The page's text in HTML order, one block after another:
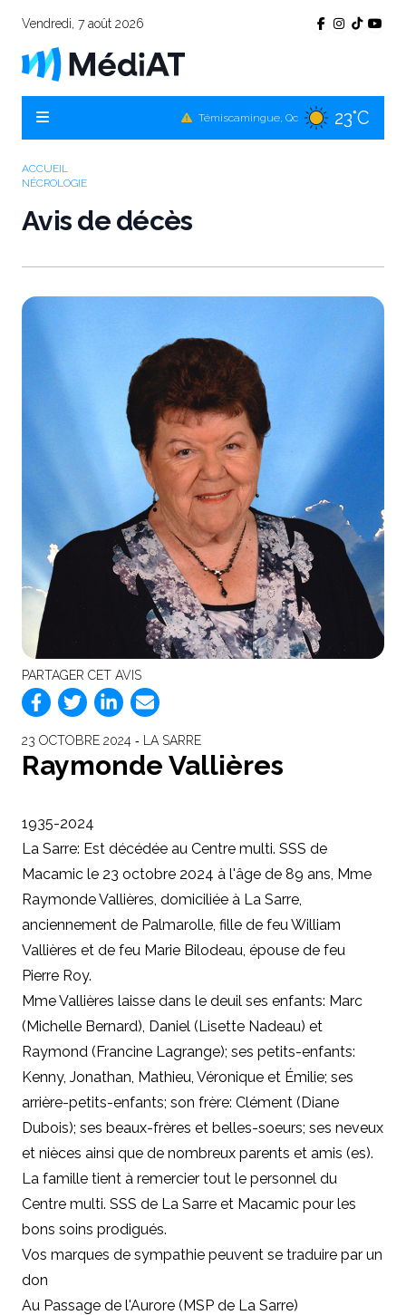
Vendredi, 7 août 2026
Témiscamingue, Qc 23°C
24°C
ACCUEIL
NÉCROLOGIE
Avis de décès
PARTAGER CET AVIS
23 OCTOBRE 2024 ‐ LA SARRE
Raymonde Vallières
1935-2024
La Sarre: Est décédée au Centre multi. SSS de
Macamic le 23 octobre 2024 à l'âge de 89 ans, Mme
Raymonde Vallières, domiciliée à La Sarre,
anciennement de Palmarolle, fille de feu William
Vallières et de feu Marie Bilodeau, épouse de feu
Pierre Roy.
Mme Vallières laisse dans le deuil ses enfants: Marc
(Michelle Bernard), Daniel (Lisette Nadeau) et
Raymond (Francine Lagrange); ses petits-enfants:
Kenny, Jonathan, Mathieu, Véronique et Émilie; ses
arrière-petits-enfants; son frère: Clément (Diane
Dubois); ses beaux-frères et belles-soeurs; ses neveux
et nièces ainsi que de nombreux parents et amis (es).
La famille tient à remercier tout le personnel du
Centre multi. SSS de La Sarre et Macamic pour les
bons soins prodigués.
Vos marques de sympathie peuvent se traduire par un
don
Au Passage de l'Aurore (MSP de La Sarre)